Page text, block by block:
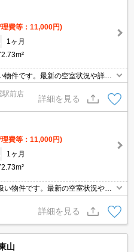
理費等：11,000円)
1ヶ月
件です。最新の空室状況や詳細
い。
駅前店
詳細を見る
理費等：11,000円)
1ヶ月
物件です。最新の空室状況やの
さい。
詳細を見る
山